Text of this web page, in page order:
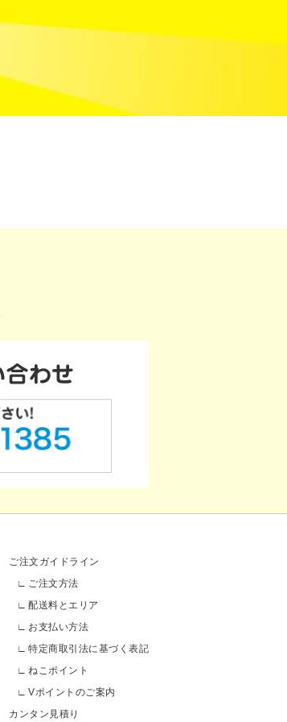
ご注文ガイドライン
ご注文方法
配送料とエリア
お支払い方法
特定商取引法に基づく表記
ねこポイント
Vポイントのご案内
カンタン見積り